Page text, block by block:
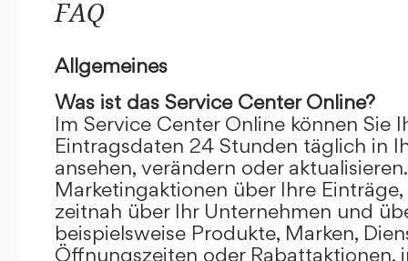
FAQ
Allgemeines
Was ist das Service Center Online?
Im Service Center Online können Sie
Eintragsdaten 24 Stunden täglich in
ansehen, verändern oder
Marketingaktionen über Ihre
zeitnah über Ihr Unternehmen und
beispielsweise Produkte, Marken,
Öffnungszeiten oder Rabattaktionen,